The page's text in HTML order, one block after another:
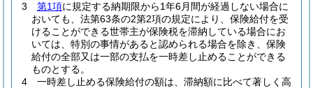
3
第1項に規定する納期限から1年6月間が経過しない場合に
おいても、法第63条の2第2項の規定により、保険給付を受
けることができる世帯主が保険税を滞納している場合にお
いては、特別の事情があると認められる場合を除き、保険
給付の全部又は一部の支払を一時差し止めることができる
ものとする。
4
一時差し止める保険給付の額は、滞納額に比べて著しく高